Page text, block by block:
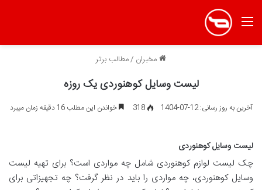
منو
مخبران /مطالب برتر
لیست وسایل کوهنوردی یک روزه
آخرین به روز رسانی: 12-07-1404 318 خواندن این مطلب 16 دقیقه زمان میبرد
لیست وسایل کوهنوردی
چک لیست لوازم کوهنوردی شامل چه مواردی است؟ برای تهیه لیست
وسایل کوهنوردی، چه مواردی را باید در نظر گرفت؟ چه تجهیزاتی برای